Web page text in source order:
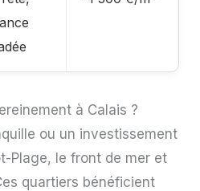
à Calais ?
ou un investissement
Plage, le front de mer et
quartiers bénéficient